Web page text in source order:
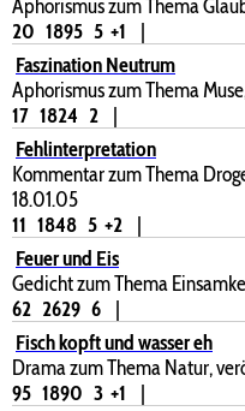
Aphorismus zum Thema
20 1895 5 +1
|
Faszination Neutrum
Aphorismus zum Thema
17 1824 2
|
Fehlinterpretation
Kommentar zum Thema
18.01.05
11 1848 5 +2
|
Feuer und Eis
Gedicht zum Thema
62 2629 6
|
Fisch kopft und wasser eh
Drama zum Thema Natur,
95 1890 3 +1
|